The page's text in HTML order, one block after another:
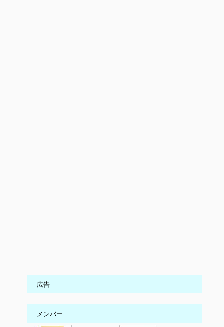
広告
メンバー